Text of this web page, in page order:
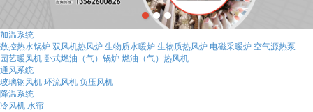
加温系统
数控热水锅炉 双风机热风炉 生物质水暖炉 生物质热风炉 电磁采暖炉 空气源热泵
园艺暖风机 卧式燃油（气）锅炉 燃油（气）热风机
通风系统
玻璃钢风机 环流风机 负压风机
降温系统
冷风机 水帘